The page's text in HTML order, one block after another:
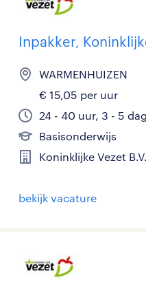
Inpakker,
WARMENHUIZEN
€ 15,05 per uur
24 - 40 uur, 3 - 5
Basisonderwijs
Koninklijke Vezet B.V.
bekijk vacature